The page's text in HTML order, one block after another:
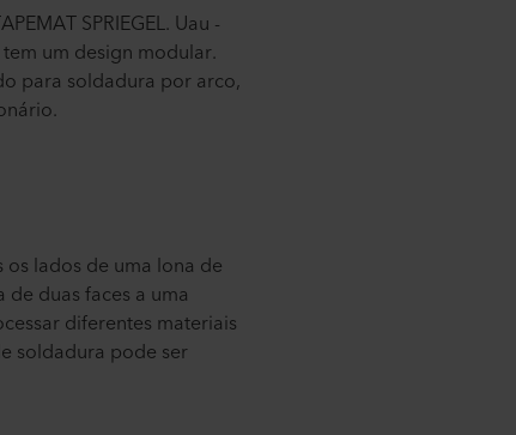
SPRIEGEL. Uau -
um design modular.
para soldadura por arco,
lados de uma lona de
duas faces a uma
diferentes materiais
soldadura pode ser